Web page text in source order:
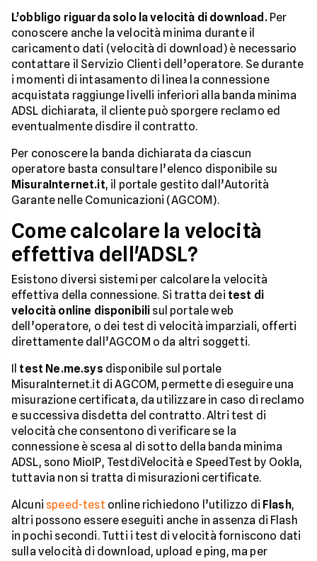
L’obbligo riguarda solo la velocità di download.Per
conoscere anche la velocità minima durante il
caricamento dati (velocità di download) è necessario
contattare il Servizio Clienti dell’operatore. Se durante
i momenti di intasamento di linea la connessione
acquistata raggiunge livelli inferiori alla banda minima
ADSL dichiarata, il cliente può sporgere reclamo ed
eventualmente disdire il contratto.
Per conoscere la banda dichiarata da ciascun
operatore basta consultare l’elenco disponibile su
MisuraInternet.it, il portale gestito dall’Autorità
Garante nelle Comunicazioni (AGCOM).
Come calcolare la velocità
effettiva dell'ADSL?
Esistono diversi sistemi per calcolare la velocità
effettiva della connessione. Si tratta dei test di
velocità online disponibili sul portale web
dell’operatore, o dei test di velocità imparziali, offerti
direttamente dall’AGCOM o da altri soggetti.
test Ne.me.sys disponibile sul portale
MisuraInternet.it di AGCOM, permette di eseguire una
misurazione certificata, da utilizzare in caso di reclamo
e successiva disdetta del contratto. Altri test di
velocità che consentono di verificare se la
connessione è scesa al di sotto della banda minima
ADSL, sono MioIP, TestdiVelocità e SpeedTest by Ookla,
tuttavia non si tratta di misurazioni certificate.
Alcuni speed-test online richiedono l’utilizzo di Flash,
altri possono essere eseguiti anche in assenza di Flash
in pochi secondi. Tutti i test di velocità forniscono dati
sulla velocità di download, upload e ping, ma per